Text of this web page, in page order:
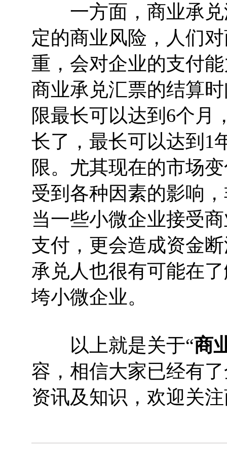
一方面，商业承兑
定的商业风险，人们
重，会对企业的支付
商业承兑汇票的结算
限最长可以达到6个月
长了，最长可以达到1
限。尤其现在的市场
受到各种因素的影响
当一些小微企业接受
支付，更会造成资金
承兑人也很有可能在
垮小微企业。
以上就是关于“商
容，相信大家已经有
资讯及知识，欢迎关